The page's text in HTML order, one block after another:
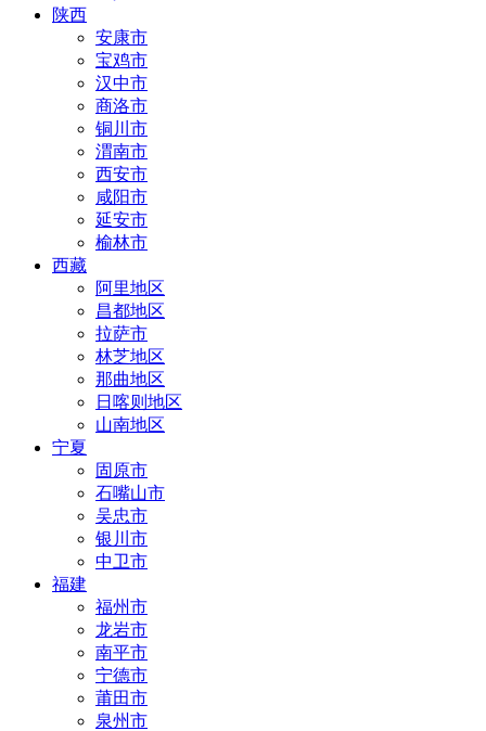
陕西
安康市
宝鸡市
汉中市
商洛市
铜川市
渭南市
西安市
咸阳市
延安市
榆林市
西藏
阿里地区
昌都地区
拉萨市
林芝地区
那曲地区
日喀则地区
山南地区
宁夏
固原市
石嘴山市
吴忠市
银川市
中卫市
福建
福州市
龙岩市
南平市
宁德市
莆田市
泉州市